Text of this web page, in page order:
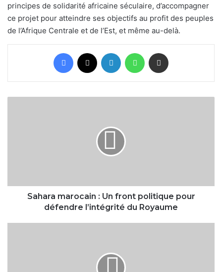
principes de solidarité africaine séculaire, d’accompagner
ce projet pour atteindre ses objectifs au profit des peuples
de l’Afrique Centrale et de l’Est, et même au-delà.
Facebook Linkedin WhatsApp
l’intégrité
Sahara marocain : Un front politique pour
défendre l’intégrité du Royaume